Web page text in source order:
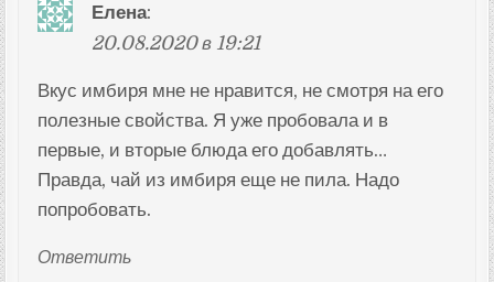
Елена:
20.08.2020 в 19:21
Вкус имбиря мне не нравится, не смотря на его
полезные свойства. Я уже пробовала и в
первые, и вторые блюда его добавлять…
Правда, чай из имбиря еще не пила. Надо
попробовать.
Ответить